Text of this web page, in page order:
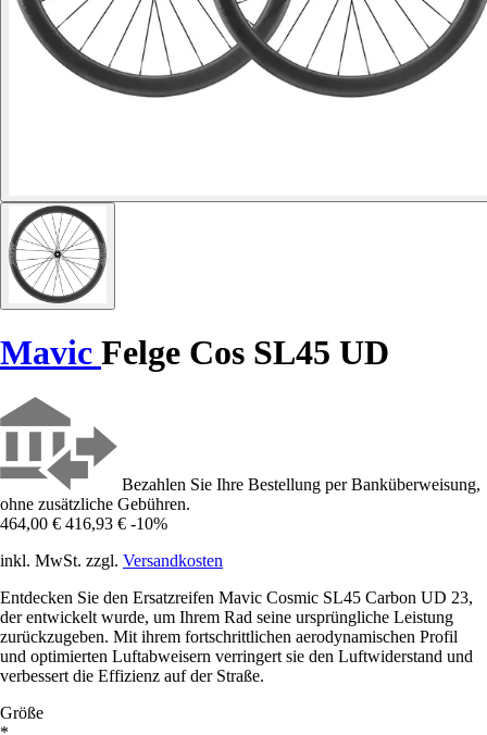
Mavic Felge Cos SL45 UD
Bezahlen Sie Ihre Bestellung per Banküberweisung,
ohne zusätzliche Gebühren.
464,00 € 416,93 € -10%
inkl. MwSt. zzgl. Versandkosten
Entdecken Sie den Ersatzreifen Mavic Cosmic SL45 Carbon UD 23,
der entwickelt wurde, um Ihrem Rad seine ursprüngliche Leistung
zurückzugeben. Mit ihrem fortschrittlichen aerodynamischen Profil
und optimierten Luftabweisern verringert sie den Luftwiderstand und
verbessert die Effizienz auf der Straße.
Größe